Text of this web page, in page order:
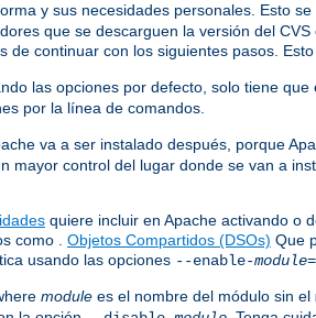
y sus necesidades personales. Esto
que se descarguen la versión del
de continuar con los siguientes pasos.
las opciones por defecto, solo tiene que
por la línea de comandos.
va a ser instalado después, porque
control del lugar donde se van a
quiere incluir en Apache activando o
como . Objetos Compartidos (DSOs) Que
usando las opciones --enable-module
module es el nombre del módulo sin el